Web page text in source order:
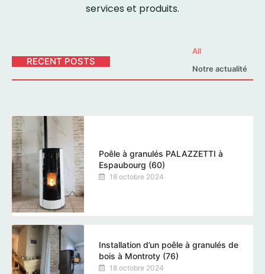
services et produits.
RECENT POSTS
All
Notre actualité
Poêle à granulés PALAZZETTI à
Espaubourg (60)
18 octobre 2024
Installation d’un poêle à granulés de
bois à Montroty (76)
18 octobre 2024